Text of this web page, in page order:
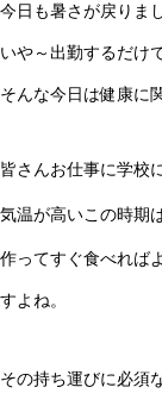
今日も暑さが戻りま
いや～出勤するだけ
そんな今日は健康に
皆さんお仕事に学校
気温が高いこの時期
作ってすぐ食べれば
すよね。
その持ち運びに必須